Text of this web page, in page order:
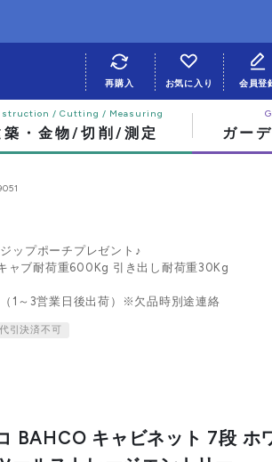
築・金物/切削/測定 ガー
再購入 お気に入り 会員登
ップポーチプレゼント♪
ャブ耐荷重600Kg 引き出し耐荷重30Kg
1～3営業日後出荷）※欠品時別途連絡
代引決済不可
BAHCO キャビネット 7段 ホ